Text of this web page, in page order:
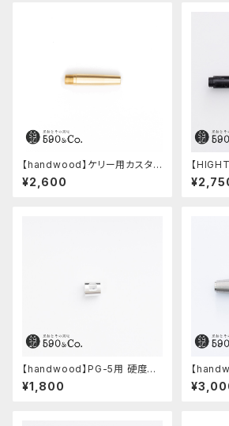
【handwood】ケリー用カスタム
後軸 (真鍮)
¥2,600
【
ェ マー
【handwood】PG-5用 硬度表
示窓 (超超ジュラルミン/正方形)
¥1,800
【
前軸・